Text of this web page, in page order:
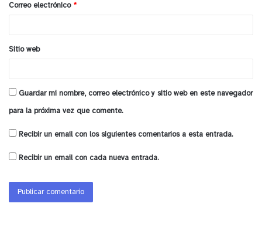
de la región expresando que “estamos contentos
estatales que potencian el trabajo de las
organizaciones sociales que finalmente son el
sociales en sus dirigencias, en empoderarse, crear
nuevos líderes y fomentar los proyectos locales en
nuestra región.
*
Correo electrónico *
Sitio web
Guardar mi nombre, correo electrónico y sitio web en este navegador
para la próxima vez que comente.
Recibir un email con los siguientes comentarios a esta entrada.
Recibir un email con cada nueva entrada.